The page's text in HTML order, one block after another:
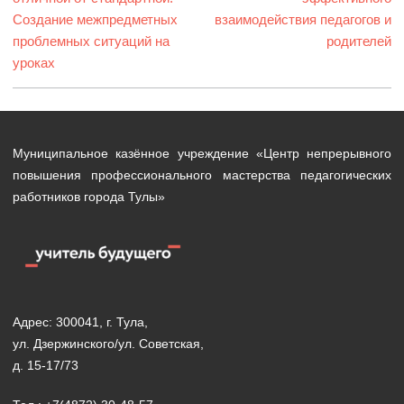
Создание межпредметных
проблемных ситуаций на
уроках
взаимодействия педагогов и
родителей
Муниципальное казённое учреждение «Центр непрерывного
повышения профессионального мастерства педагогических
работников города Тулы»
Адрес: 300041, г. Тула,
ул. Дзержинского/ул. Советская,
д. 15-17/73